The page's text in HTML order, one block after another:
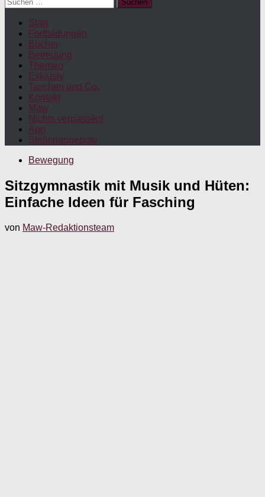
nach:
Start
Fortbildungen
Bücher
Betreuung
Themen
Exklusiv
Taschen und Co.
Kontakt
Maw
Nichts verpassen!
App
Stellenangebote
Bewegung
Sitzgymnastik mit Musik und Hüten:
Einfache Ideen für Fasching
von Maw-Redaktionsteam